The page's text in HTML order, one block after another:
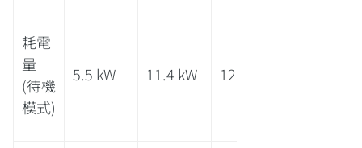
耗電
量
(待機
模式)
5.5 kW 11.4 kW 12.0 kW